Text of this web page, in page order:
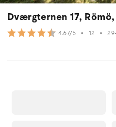
Dværgternen 17,
4.67/5 • 12 •